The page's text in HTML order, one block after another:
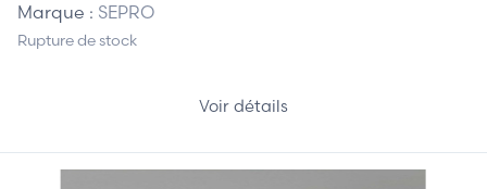
Marque : SEPRO
Rupture de stock
Voir détails